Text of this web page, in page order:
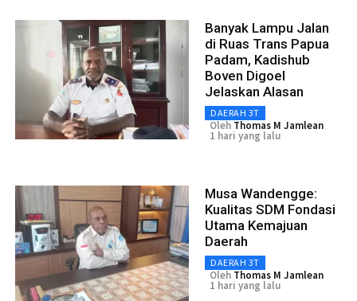
Banyak Lampu Jalan
di Ruas Trans Papua
Padam, Kadishub
Boven Digoel
Jelaskan Alasan
DAERAH 3T
Oleh Thomas M Jamlean
1 hari yang lalu
Musa Wandengge:
Kualitas SDM Fondasi
Utama Kemajuan
Daerah
DAERAH 3T
Oleh Thomas M Jamlean
1 hari yang lalu